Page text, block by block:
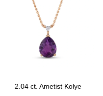
2.04 ct. Ametist Kolye